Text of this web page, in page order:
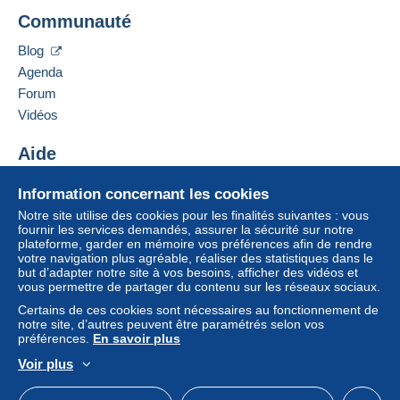
Conditions de paiement :
Tous les paiements se font par le site Delcampe. En
fonction des possibilités proposées par le vendeur, vous
crédit/débit
réalisé par chèque ou virement bancaire direct au
vendeur.
L’acheteur utilise les moyens de paiement disponibles
sur Delcampe dans la page "Mes achats : A payer".
Un paiement ne passant pas parle système de
paiement integré au site sera remboursé par le
vendeur à l’acheteur. Un achat non payé peut entraîner
des conséquences au niveau du compte de l’acheteur.
Si les conditions de vente du vendeur comportent des
clauses relatives au paiement, celles-ci sont à
Contacter le vendeur
Information concernant les cookies
Notre site utilise des cookies pour les finalités suivantes : vous
fournir les services demandés, assurer la sécurité sur notre
plateforme, garder en mémoire vos préférences afin de rendre
votre navigation plus agréable, réaliser des statistiques dans le
but d’adapter notre site à vos besoins, afficher des vidéos et
vous permettre de partager du contenu sur les réseaux sociaux.
Certains de ces cookies sont nécessaires au fonctionnement de
notre site, d’autres peuvent être paramétrés selon vos
préférences. En savoir plus
Voir plus
Communauté
Blog
Agenda
Forum
Vidéos
Aide
Acheter sur Delcampe
Vendre sur Delcampe
Un site sécurisé